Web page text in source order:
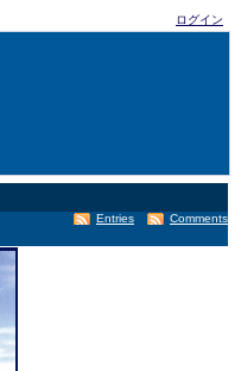
ログイン
Comments
Entries